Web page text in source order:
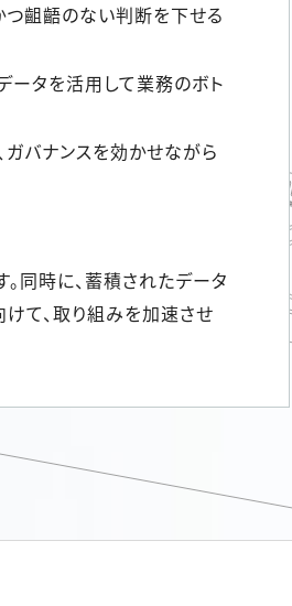
つ齟齬のない判断を下せる
ータを活用して業務のボト
バナンスを効かせながら
同時に、蓄積されたデータ
て、取り組みを加速させ